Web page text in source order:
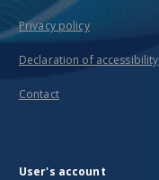
Privacy policy
Declaration of accessibility
Contact
User's account